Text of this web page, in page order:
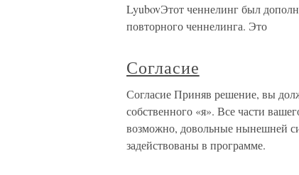
LyubovЭтот ченнелинг был
повторного ченнелинга. Это
Согласие
Согласие Приняв решение, вы
собственного «я». Все части
возможно, довольные нынешней
задействованы в программе.